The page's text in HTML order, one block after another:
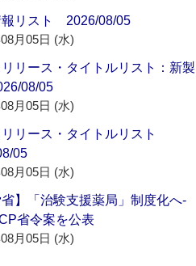
報リスト 2026/08/05
月05日 (水)
リース・タイトルリスト：新製
08/05
月05日 (水)
リリース・タイトルリスト
05
月05日 (水)
省】「治験支援薬局」制度化へ‐
省令案を公表
月05日 (水)